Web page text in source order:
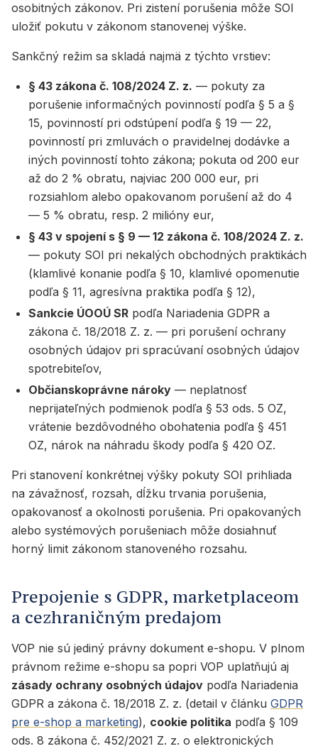
osobitných zákonov. Pri zistení porušenia môže SOI
uložiť pokutu v zákonom stanovenej výške.
Sankčný režim sa skladá najmä z týchto vrstiev:
§ 43 zákona č. 108/2024 Z. z. — pokuty za
porušenie informačných povinností podľa § 5 a §
15, povinností pri odstúpení podľa § 19 — 22,
povinností pri zmluvách o pravidelnej dodávke a
iných povinností tohto zákona; pokuta od 200 eur
až do 2 % obratu, najviac 200 000 eur, pri
rozsiahlom alebo opakovanom porušení až do 4
— 5 % obratu, resp. 2 milióny eur,
§ 43 v spojení s § 9 — 12 zákona č. 108/2024 Z. z.
— pokuty SOI pri nekalých obchodných praktikách
(klamlivé konanie podľa § 10, klamlivé opomenutie
podľa § 11, agresívna praktika podľa § 12),
Sankcie ÚOOÚ SR podľa Nariadenia GDPR a
zákona č. 18/2018 Z. z. — pri porušení ochrany
osobných údajov pri spracúvaní osobných údajov
spotrebiteľov,
Občianskoprávne nároky — neplatnosť
neprijateľných podmienok podľa § 53 ods. 5 OZ,
vrátenie bezdôvodného obohatenia podľa § 451
OZ, nárok na náhradu škody podľa § 420 OZ.
Pri stanovení konkrétnej výšky pokuty SOI prihliada
na závažnosť, rozsah, dĺžku trvania porušenia,
opakovanosť a okolnosti porušenia. Pri opakovaných
alebo systémových porušeniach môže dosiahnuť
horný limit zákonom stanoveného rozsahu.
Prepojenie s GDPR, marketplaceom
a cezhraničným predajom
VOP nie sú jediný právny dokument e-shopu. V plnom
právnom režime e-shopu sa popri VOP uplatňujú aj
zásady ochrany osobných údajov podľa Nariadenia
GDPR a zákona č. 18/2018 Z. z. (detail v článku GDPR
pre e-shop a marketing), cookie politika podľa § 109
ods. 8 zákona č. 452/2021 Z. z. o elektronických